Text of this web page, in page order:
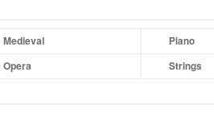
Medieval
Piano
Opera Strings